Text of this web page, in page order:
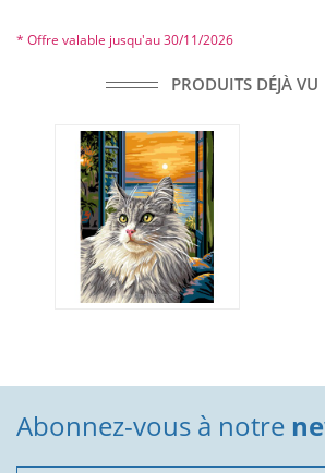
* Offre valable jusqu'au 30/11/2026
PRODUITS DÉJÀ VU
Abonnez-vous à notre